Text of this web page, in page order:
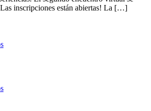
inscripciones están abiertas! La […]